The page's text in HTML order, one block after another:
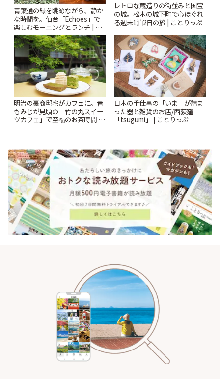
青葉通の緑を眺めながら、静か
な時間を。仙台「Echoes」で
楽しむモーニングとランチ | こ
とりっぷ
レトロな蔵造りの街並みと国宝
の城。松本の城下町で心ほぐれ
る週末1泊2日の旅 | ことりっぷ
明治の豪商邸宅がカフェに。青
もみじが見頃の「竹の丸スイー
ツカフェ」で至福のお茶時間 |
日本の手仕事の「いま」が詰ま
った器と雑貨のお店/西荻窪
「tsugumi」 | ことりっぷ